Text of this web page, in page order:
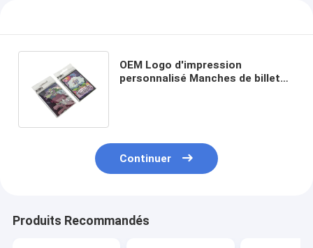
OEM Logo d'impression
personnalisé Manches de billet
Continuer
Produits Recommandés